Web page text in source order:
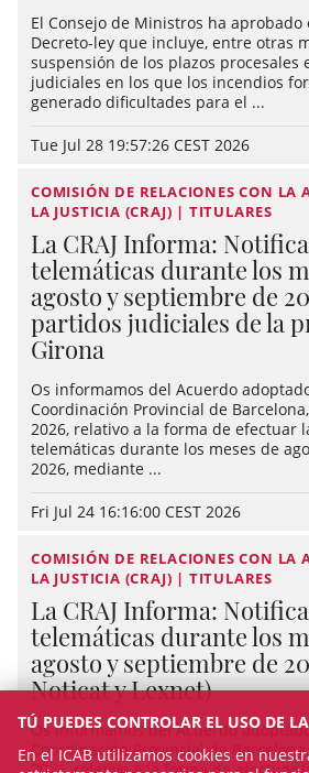
El Consejo de Ministros ha aprobado
Decreto-ley que incluye, entre otras
suspensión de los plazos procesales
judiciales en los que los incendios
generado dificultades para el ...
Tue Jul 28 19:57:26 CEST 2026
COMISIÓN DE RELACIONES CON LA
LA JUSTICIA (CRAJ) | TITULARES
La CRAJ Informa:
telemáticas durante los
agosto y septiembre de
partidos judiciales de la
Girona
Os informamos del Acuerdo
Coordinación Provincial de
2026, relativo a la forma de efectuar
telemáticas durante los meses de
2026, mediante ...
Fri Jul 24 16:16:00 CEST 2026
COMISIÓN DE RELACIONES CON LA
LA JUSTICIA (CRAJ) | TITULARES
La CRAJ Informa:
telemáticas durante los
agosto y septiembre de
Noticat y Lexnet)
Os informamos del Acuerdo
Coordinación Provincial de
TÚ PUEDES CONTROLAR EL USO DE
En el ICAB utilizamos cookies en